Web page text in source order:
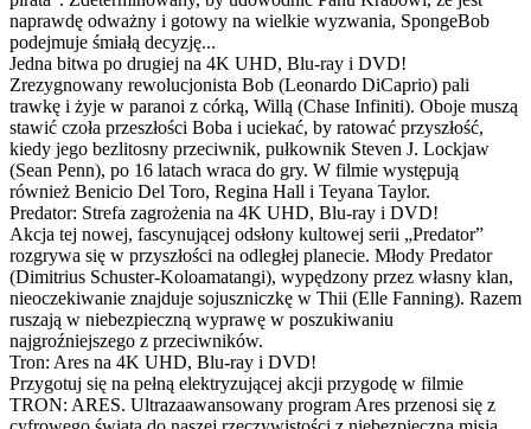
naprawdę odważny i gotowy na wielkie wyzwania, SpongeBob
podejmuje śmiałą decyzję...
Jedna bitwa po drugiej na 4K UHD, Blu-ray i DVD!
Zrezygnowany rewolucjonista Bob (Leonardo DiCaprio) pali
trawkę i żyje w paranoi z córką, Willą (Chase Infiniti). Oboje muszą
stawić czoła przeszłości Boba i uciekać, by ratować przyszłość,
kiedy jego bezlitosny przeciwnik, pułkownik Steven J. Lockjaw
(Sean Penn), po 16 latach wraca do gry. W filmie występują
również Benicio Del Toro, Regina Hall i Teyana Taylor.
Predator: Strefa zagrożenia na 4K UHD, Blu-ray i DVD!
Akcja tej nowej, fascynującej odsłony kultowej serii „Predator”
rozgrywa się w przyszłości na odległej planecie. Młody Predator
(Dimitrius Schuster-Koloamatangi), wypędzony przez własny klan,
nieoczekiwanie znajduje sojuszniczkę w Thii (Elle Fanning). Razem
ruszają w niebezpieczną wyprawę w poszukiwaniu
najgroźniejszego z przeciwników.
Tron: Ares na 4K UHD, Blu-ray i DVD!
Przygotuj się na pełną elektryzującej akcji przygodę w filmie
TRON: ARES. Ultrazaawansowany program Ares przenosi się z